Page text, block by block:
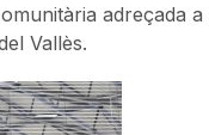
adreçada a
Vallès.